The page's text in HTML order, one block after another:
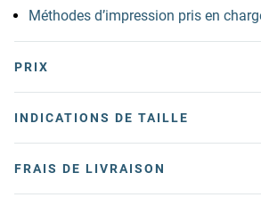
Méthodes d’impression pris en
PRIX
INDICATIONS DE TAILLE
FRAIS DE LIVRAISON